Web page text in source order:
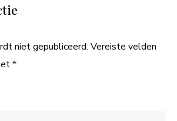
niet gepubliceerd. Vereiste velden
*